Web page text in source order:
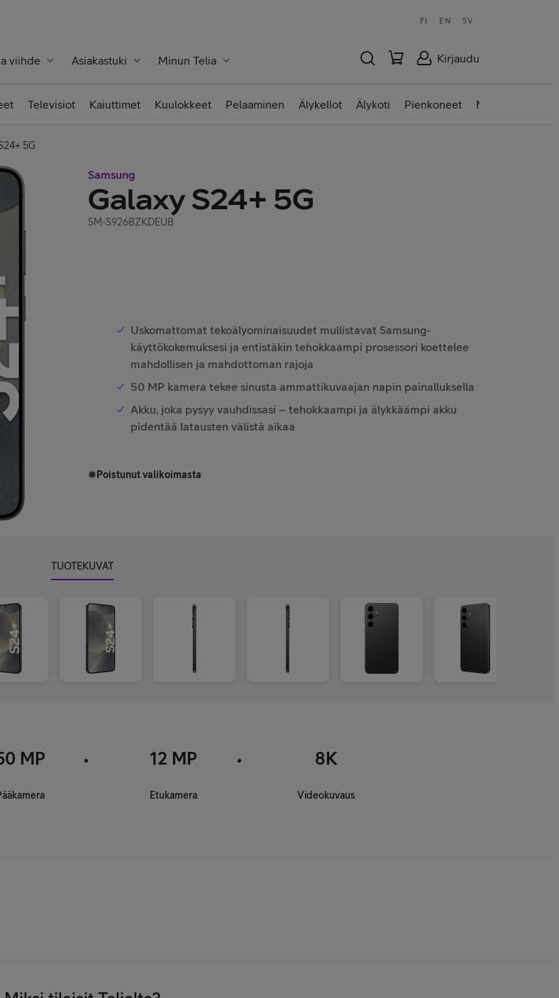
FI EN SV
viihde Asiakastuki Minun Telia Kirjaudu
Televisiot Kaiuttimet Kuulokkeet Pelaaminen Älykellot Älykoti Pienkoneet Nettilaitteet
5G
Samsung
Galaxy S24+ 5G
SM-S926BZKDEUB
Uskomattomat tekoälyominaisuudet mullistavat Samsung-
käyttökokemuksesi ja entistäkin tehokkaampi prosessori koettelee
mahdollisen ja mahdottoman rajoja
50 MP kamera tekee sinusta ammattikuvaajan napin painalluksella
Akku, joka pysyy vauhdissasi – tehokkaampi ja älykkäämpi akku
pidentää latausten välistä aikaa
Poistunut valikoimasta
TUOTEKUVAT
MP 12 MP
Etukamera
8K
Videokuvaus